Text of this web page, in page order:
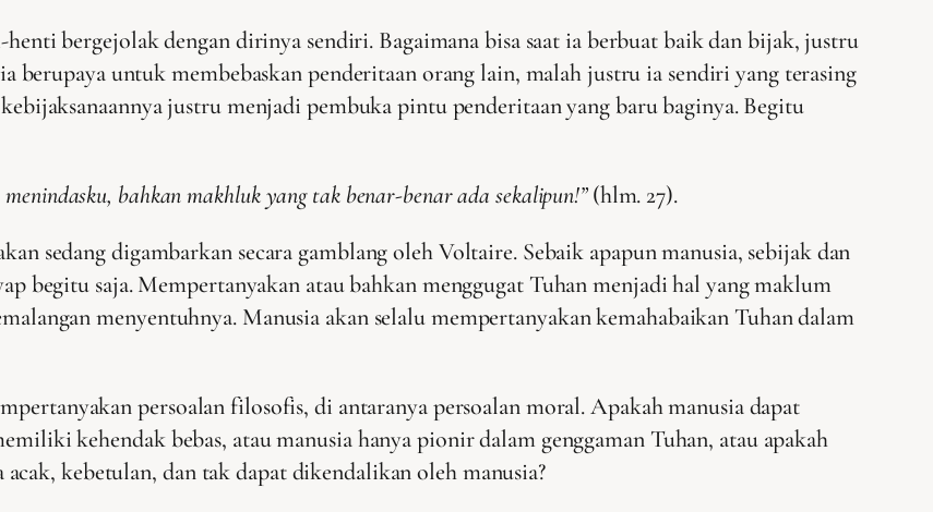
bergejolak dengan dirinya sendiri. Bagaimana bisa saat ia berbuat baik dan bijak, justru
berupaya untuk membebaskan penderitaan orang lain, malah justru ia sendiri yang terasing
justru menjadi pembuka pintu penderitaan yang baru baginya. Begitu
bahkan makhluk yang tak benar-benar ada sekalipun!”(hlm. 27).
sedang digambarkan secara gamblang oleh Voltaire. Sebaik apapun manusia, sebijak dan
begitu saja. Mempertanyakan atau bahkan menggugat Tuhan menjadi hal yang maklum
menyentuhnya. Manusia akan selalu mempertanyakan kemahabaikan Tuhan dalam
persoalan filosofis, di antaranya persoalan moral. Apakah manusia dapat
kehendak bebas, atau manusia hanya pionir dalam genggaman Tuhan, atau apakah
kebetulan, dan tak dapat dikendalikan oleh manusia?